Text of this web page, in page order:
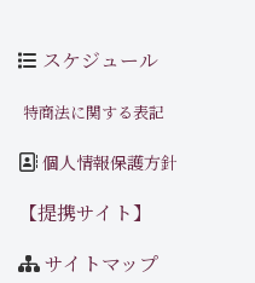
スケジュール
特商法に関する表記
個人情報保護方針
【提携サイト】
サイトマップ